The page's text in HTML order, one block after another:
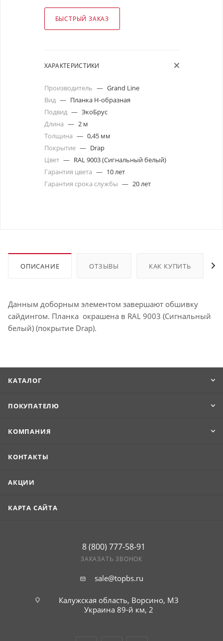
БЫСТРЫЙ ЗАКАЗ
ХАРАКТЕРИСТИКИ
Производитель — Grand Line
Вид — Планка Н-образная
Подвид — ЭкоБрус
Длина — 2 м
Толщина — 0,45 мм
Покрытие — Drap
Цвет — RAL 9003 (Сигнальный белый)
Гарантия цвета — 10 лет
Гарантия срока службы — 20 лет
ОПИСАНИЕ ОТЗЫВЫ КАК КУПИТЬ
Данным доборным элементом завершают обшивку
сайдингом. Планка окрашена в RAL 9003 (Сигнальный
белый) (покрытие Drap).
КАТАЛОГ
ПОКУПАТЕЛЮ
КОМПАНИЯ
КОНТАКТЫ
АКЦИИ
КАРТА САЙТА
8 (800) 777-58-91
ЗАКАЗАТЬ ЗВОНОК
sale@topbs.ru
Калужская область, Ворсино, М3
Украина 89-й км, 2